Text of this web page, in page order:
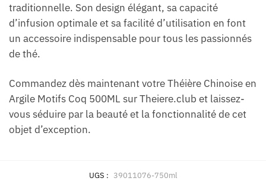
traditionnelle. Son design élégant, sa capacité
d’infusion optimale et sa facilité d’utilisation en font
un accessoire indispensable pour tous les passionnés
de thé.
Commandez dès maintenant votre Théière Chinoise en
Argile Motifs Coq 500ML sur Theiere.club et laissez-
vous séduire par la beauté et la fonctionnalité de cet
objet d’exception.
UGS : 39011076-750ml